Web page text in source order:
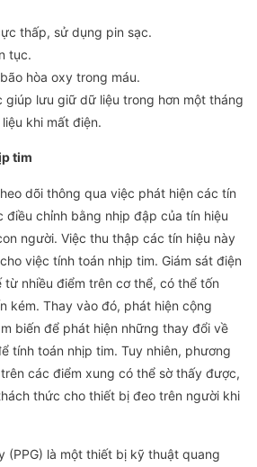
thấp, sử dụng pin sạc.
tục.
hòa oxy trong máu.
giúp lưu giữ dữ liệu trong hơn một tháng
khi mất điện.
tim
dõi thông qua việc phát hiện các tín
điều chỉnh bằng nhịp đập của tín hiệu
người. Việc thu thập các tín hiệu này
việc tính toán nhịp tim. Giám sát điện
từ nhiều điểm trên cơ thể, có thể tốn
kém. Thay vào đó, phát hiện cộng
biến để phát hiện những thay đổi về
tính toán nhịp tim. Tuy nhiên, phương
các điểm xung có thể sờ thấy được,
thức cho thiết bị đeo trên người khi
(PPG) là một thiết bị kỹ thuật quang